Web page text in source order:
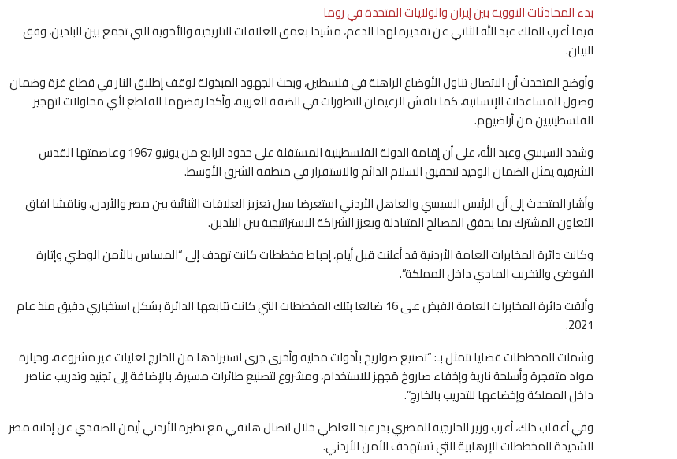
بدء المحادثات النووية بين إيران والولايات المتحدة في روما
فيما أعرب الملك عبد الله الثاني عن تقديره لهذا الدعم، مشيدا بعمق العلاقات التاريخية والأخوية التي تجمع بين البلدين، وفق
البيان.
وأوضح المتحدث أن الاتصال تناول الأوضاع الراهنة في فلسطين، وبحث الجهود المبذولة لوقف إطلاق النار في قطاع غزة وضمان
وصول المساعدات الإنسانية، كما ناقش الزعيمان التطورات في الضفة الغربية، وأكدا رفضهما القاطع لأي محاولات لتهجير
الفلسطينيين من أراضيهم.
وشدد السيسي وعبد الله، على أن إقامة الدولة الفلسطينية المستقلة على حدود الرابع من يونيو 1967 وعاصمتها القدس
الشرقية يمثل الضمان الوحيد لتحقيق السلام الدائم والاستقرار في منطقة الشرق الأوسط.
وأشار المتحدث إلى أن الرئيس السيسي والعاهل الأردني استعرضا سبل تعزيز العلاقات الثنائية بين مصر والأردن، وناقشا آفاق
التعاون المشترك بما يحقق المصالح المتبادلة ويعزز الشراكة الاستراتيجية بين البلدين.
وكانت دائرة المخابرات العامة الأردنية قد أعلنت قبل أيام، إحباط مخططات كانت تهدف إلى “المساس بالأمن الوطني وإثارة
الفوضى والتخريب المادي داخل المملكة”.
وألقت دائرة المخابرات العامة القبض على 16 ضالعا بتلك المخططات التي كانت تتابعها الدائرة بشكل استخباري دقيق منذ عام
2021.
وشملت المخططات قضايا تتمثل بـ: “تصنيع صواريخ بأدوات محلية وأخرى جرى استيرادها من الخارج لغايات غير مشروعة، وحيازة
مواد متفجرة وأسلحة نارية وإخفاء صاروخ مُجهز للاستخدام، ومشروع لتصنيع طائرات مسيرة، بالإضافة إلى تجنيد وتدريب عناصر
داخل المملكة وإخضاعها للتدريب بالخارج”.
وفي أعقاب ذلك، أعرب وزير الخارجية المصري بدر عبد العاطي خلال اتصال هاتفي مع نظيره الأردني أيمن الصفدي عن إدانة مصر
الشديدة للمخططات الإرهابية التي تستهدف الأمن الأردني.